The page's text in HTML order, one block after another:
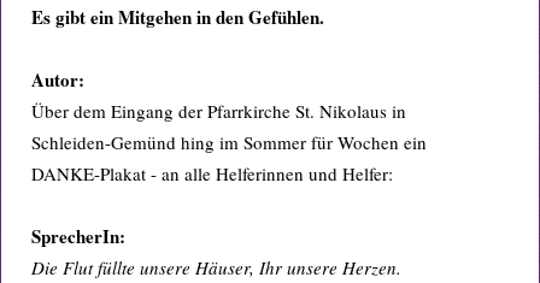
Es gibt ein Mitgehen in den Gefühlen.
Autor:
Über dem Eingang der Pfarrkirche St. Nikolaus in
Schleiden-Gemünd hing im Sommer für Wochen ein
DANKE-Plakat - an alle Helferinnen und Helfer:
SprecherIn:
Die Flut füllte unsere Häuser, Ihr unsere Herzen.